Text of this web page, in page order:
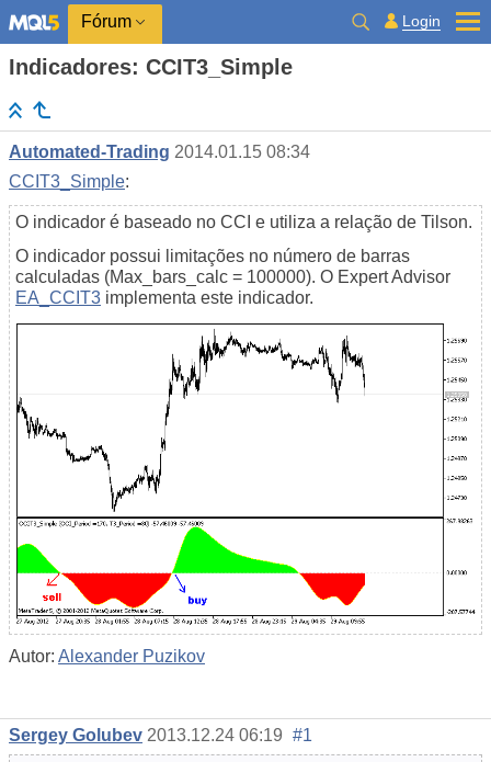
Fórum Login
Indicadores: CCIT3_Simple
Automated-Trading 2014.01.15 08:34
CCIT3_Simple:
O indicador é baseado no CCI e utiliza a relação de Tilson.
O indicador possui limitações no número de barras
calculadas (Max_bars_calc = 100000). O Expert Advisor
EA_CCIT3 implementa este indicador.
Autor: Alexander Puzikov
Sergey Golubev 2013.12.24 06:19 #1